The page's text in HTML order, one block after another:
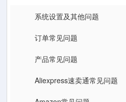
系统设置及其他问题
订单常见问题
产品常见问题
Aliexpress速卖通常见问题